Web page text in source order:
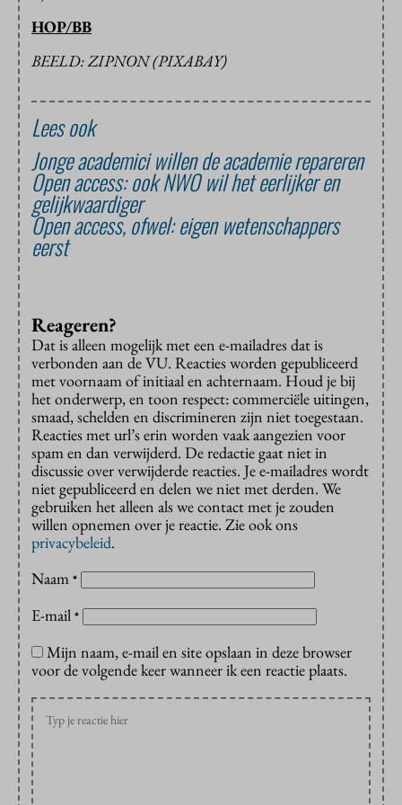
HOP/BB
BEELD: ZIPNON (PIXABAY)
Lees ook
Jonge academici willen de academie repareren
Open access: ook NWO wil het eerlijker en
gelijkwaardiger
Open access, ofwel: eigen wetenschappers
eerst
Reageren?
Dat is alleen mogelijk met een e-mailadres dat is
verbonden aan de VU. Reacties worden gepubliceerd
met voornaam of initiaal en achternaam. Houd je bij
het onderwerp, en toon respect: commerciële uitingen,
smaad, schelden en discrimineren zijn niet toegestaan.
Reacties met url’s erin worden vaak aangezien voor
spam en dan verwijderd. De redactie gaat niet in
discussie over verwijderde reacties. Je e-mailadres wordt
niet gepubliceerd en delen we niet met derden. We
gebruiken het alleen als we contact met je zouden
willen opnemen over je reactie. Zie ook ons
privacybeleid.
Naam *
E-mail *
Mijn naam, e-mail en site opslaan in deze browser
voor de volgende keer wanneer ik een reactie plaats.